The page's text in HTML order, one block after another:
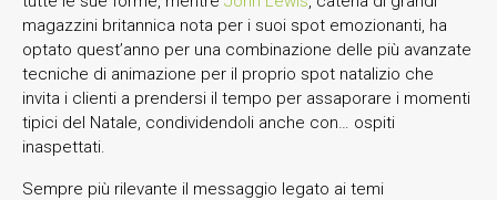
magazzini britannica nota per i suoi spot emozionanti, ha
optato quest’anno per una combinazione delle più avanzate
tecniche di animazione per il proprio spot natalizio che
invita i clienti a prendersi il tempo per assaporare i momenti
tipici del Natale, condividendoli anche con… ospiti
inaspettati.
Sempre più rilevante il messaggio legato ai temi